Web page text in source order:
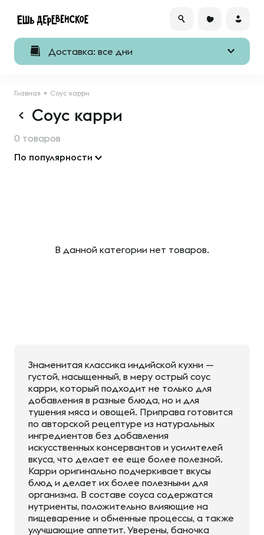
Доставка: все дни
Главная Соус карри
Соус карри
0 товаров
По популярности
В данной категории нет товаров.
Знаменитая классика индийской кухни —
густой, насыщенный, в меру острый соус
карри, который подходит не только для
добавления в разные блюда, но и для
тушения мяса и овощей. Приправа готовится
по авторской рецептуре из натуральных
ингредиентов без добавления
искусственных консервантов и усилителей
вкуса, что делает ее еще более полезной.
Карри оригинально подчеркивает вкусы
блюд и делает их более полезными для
организма. В составе соуса содержатся
нутриенты, положительно влияющие на
пищеварение и обменные процессы, а также
улучшающие аппетит. Уверены, баночка